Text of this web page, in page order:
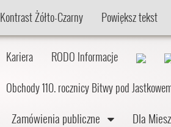
Kontrast Żółto-Czarny Powiększ tekst
Kariera RODO Informacje
Obchody 110. rocznicy Bitwy pod
Zamówienia publiczne Dla